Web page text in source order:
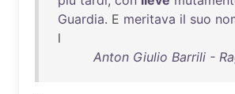
Guardia. E meritava il suo
l
Anton Giulio Barrili -